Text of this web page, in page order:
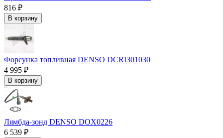
816 ₽
В корзину
Форсунка топливная DENSO DCRI301030
4 995 ₽
В корзину
Лямбда-зонд DENSO DOX0226
6 539 ₽